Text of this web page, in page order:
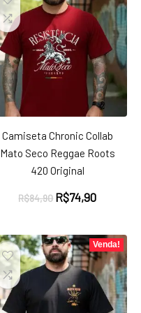
Camiseta Chronic Collab
Mato Seco Reggae Roots
420 Original
R$84,90 O
era:
R$84,90.
R$74,90O
é:
R$74,90.
Venda!